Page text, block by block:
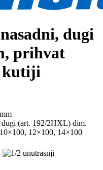
dugi
prihvat
kutiji
dugi (art. 192/2HXL) dim.
12×100, 14×100